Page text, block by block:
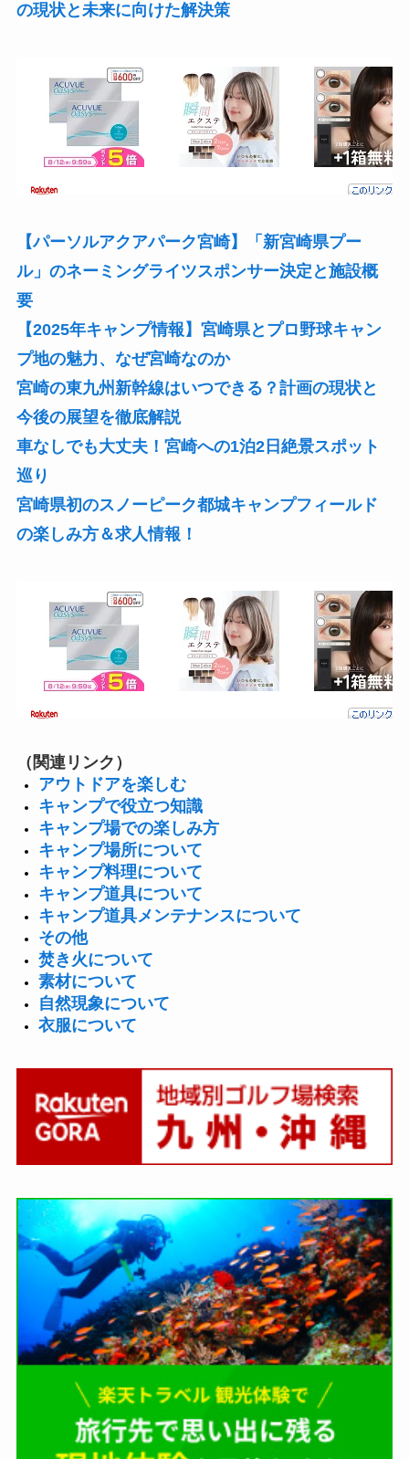
の現状と未来に向けた解決策
【パーソルアクアパーク宮崎】「新宮崎県プー
ル」のネーミングライツスポンサー決定と施設概
要
【2025年キャンプ情報】宮崎県とプロ野球キャン
プ地の魅力、なぜ宮崎なのか
宮崎の東九州新幹線はいつできる？計画の現状と
今後の展望を徹底解説
車なしでも大丈夫！宮崎への1泊2日絶景スポット
巡り
宮崎県初のスノーピーク都城キャンプフィールド
の楽しみ方＆求人情報！
（関連リンク）
アウトドアを楽しむ
キャンプで役立つ知識
キャンプ場での楽しみ方
キャンプ場所について
キャンプ料理について
キャンプ道具について
キャンプ道具メンテナンスについて
その他
焚き火について
素材について
自然現象について
衣服について